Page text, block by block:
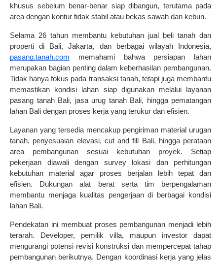
khusus sebelum benar-benar siap dibangun, terutama pada
area dengan kontur tidak stabil atau bekas sawah dan kebun.
Selama 26 tahun membantu kebutuhan jual beli tanah dan
pasang.tanah.com memahami bahwa persiapan lahan
merupakan bagian penting dalam keberhasilan pembangunan.
Tidak hanya fokus pada transaksi tanah, tetapi juga membantu
memastikan kondisi lahan siap digunakan melalui layanan
pasang tanah Bali, jasa urug tanah Bali, hingga pematangan
lahan Bali dengan proses kerja yang terukur dan efisien.
Layanan yang tersedia mencakup pengiriman material urugan
tanah, penyesuaian elevasi, cut and fill Bali, hingga perataan
area pembangunan sesuai kebutuhan proyek. Setiap
pekerjaan diawali dengan survey lokasi dan perhitungan
kebutuhan material agar proses berjalan lebih tepat dan
efisien. Dukungan alat berat serta tim berpengalaman
membantu menjaga kualitas pengerjaan di berbagai kondisi
lahan Bali.
Pendekatan ini membuat proses pembangunan menjadi lebih
terarah. Developer, pemilik villa, maupun investor dapat
mengurangi potensi revisi konstruksi dan mempercepat tahap
pembangunan berikutnya. Dengan koordinasi kerja yang jelas